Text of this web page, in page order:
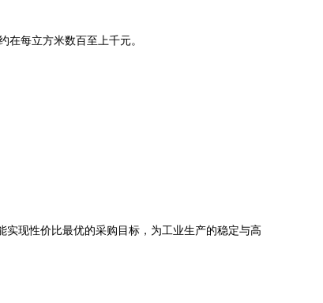
每立方米数百至上千元。
现性价比最优的采购目标，为工业生产的稳定与高